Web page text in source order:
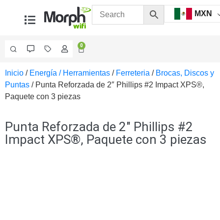
MXN
0
Videovigilancia
Accesorios
Generales
Ethernet y
Fibra Accesorios
para
Inicio / Energía / Herramientas / Ferreteria / Brocas, Discos y
Puntas / Punta Reforzada de 2″ Phillips #2 Impact XPS®,
Paquete con 3 piezas
Punta Reforzada de 2″ Phillips #2
Impact XPS®, Paquete con 3 piezas